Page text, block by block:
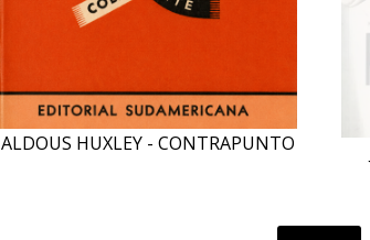
ALDOUS HUXLEY - CONTRAPUNTO